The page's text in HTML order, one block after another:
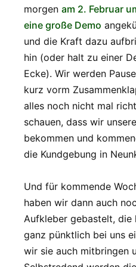
morgen am 2. Februar
eine große Demo
und die Kraft dazu
hin (oder halt zu einer
Ecke). Wir werden
kurz vorm
alles noch nicht mal
schauen, dass wir
bekommen und
die Kundgebung in
Und für kommende
haben wir dann auch
Aufkleber gebastelt,
ganz pünktlich bei uns
wir sie auch mitbringen